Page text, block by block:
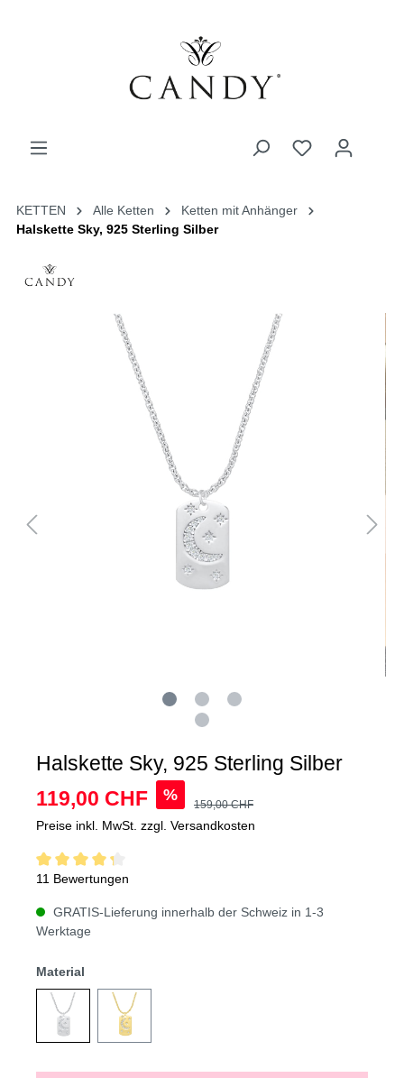
KETTEN Alle Ketten
Ketten mit Anhänger
Halskette Sky, 925 Sterling Silber
Halskette Sky, 925 Sterling Silber
119,00 CHF
%
159,00 CHF
Preise inkl. MwSt. zzgl. Versandkosten
11 Bewertungen
GRATIS-Lieferung innerhalb der Schweiz in 1-3
Werktage
Material